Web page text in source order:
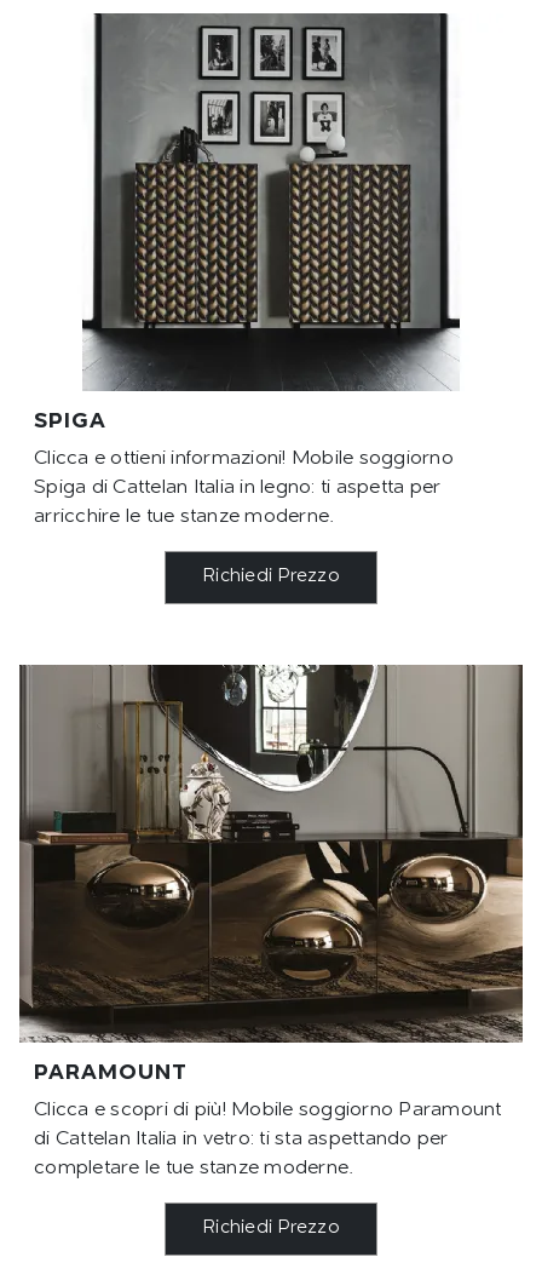
SPIGA
Clicca e ottieni informazioni! Mobile soggiorno
Spiga di Cattelan Italia in legno: ti aspetta per
arricchire le tue stanze moderne.
Richiedi Prezzo
PARAMOUNT
Clicca e scopri di più! Mobile soggiorno Paramount
di Cattelan Italia in vetro: ti sta aspettando per
completare le tue stanze moderne.
Richiedi Prezzo